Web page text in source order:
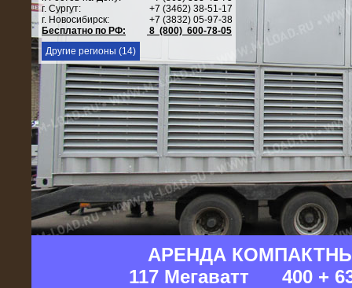
г. Сургут:
+7 (3462) 38-51-17
г. Новосибирск:
+7 (3832) 05-97-38
Бесплатно по РФ:
8 (800) 600-78-05
Другие регионы (14)
АРЕНДА
117 Мегаватт 400 +